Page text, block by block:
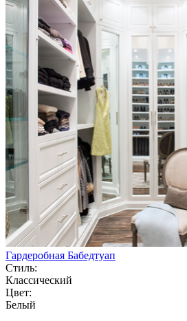
Гардеробная Бабедтуап
Стиль:
Классический
Цвет:
Белый